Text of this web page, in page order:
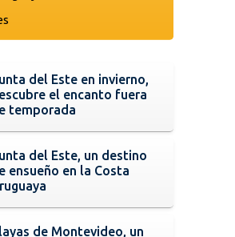
del Este en invierno,
el encanto fuera
temporada
del Este, un destino
ensueño en la Costa
de Montevideo, un